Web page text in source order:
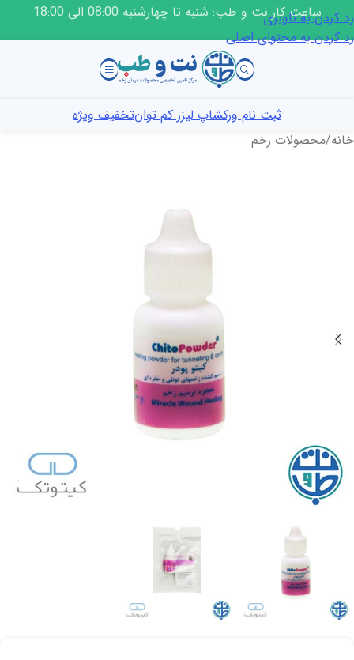
رد کردن به ناوبری
رد کردن به محتوای اصلی
ساعت کار نت و طب: شنبه تا چهارشنبه 08:00 الی 18:00
ثبت نام ورکشاپ لیزر کم توانتخفیف ویژه
خانه/محصولات زخم